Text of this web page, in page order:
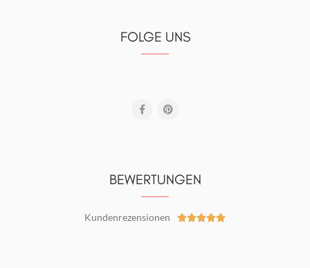
FOLGE UNS
BEWERTUNGEN
Kundenrezensionen 